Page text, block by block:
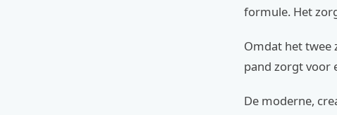
formule. Het
Omdat het twee
pand zorgt voor
De moderne,